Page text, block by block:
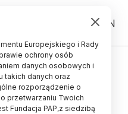
PL EN
jajników
Europejskiego i Rady
ochrony osób
danych osobowych i
takich danych oraz
rozporządzenie o
przetwarzaniu Twoich
Fundacja PAP,z siedzibą